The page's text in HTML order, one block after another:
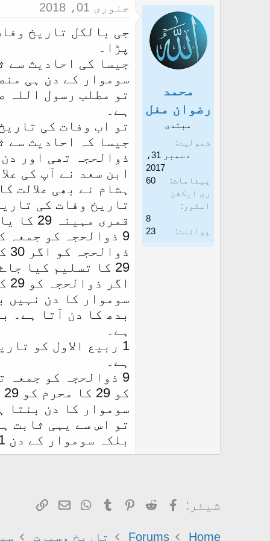
محمد
رضوان مغل
مبتدی
شمولیت
دسمبر 31،
2017
پیغامات
60
ری ایکشن
اسکور
8
پوائنٹ
23
جنوری 01، 2018
پڑا۔
جیسا کی احادیث سے
سوموار کے دن ہی
تو مطلب رسول اللہ
ہے۔
تو اب وفات کی
ذوالحجہ تھی اور
ہشام نے بھی علالت
تاریخ وفات کی تاریخیں 12، 1، 2
قمری مہینہ 29 کا یا 30 کا ہوتا ہے۔
9 ذوالحجہ کو جمعہ کا دن تھا۔
29 کا تسلیم کیا جاۓ تو 12 ربیع الاول سوموار کو نہیں آتا۔ نہ ہی 1 یا 2 کو آتا ہے۔
ہے۔
1 ربیع الاول کو
ہے۔
سوموار کا دن بنتا
بلکہ سوموار کے دن 1 ربیع الاول کو ہوئی۔ واللہ اعلم۔
شیئر: Facebook
Reddit
Pinterest
Tumblr
WhatsApp
ای میل
Link
Home
Forums تاریخ وسیرت